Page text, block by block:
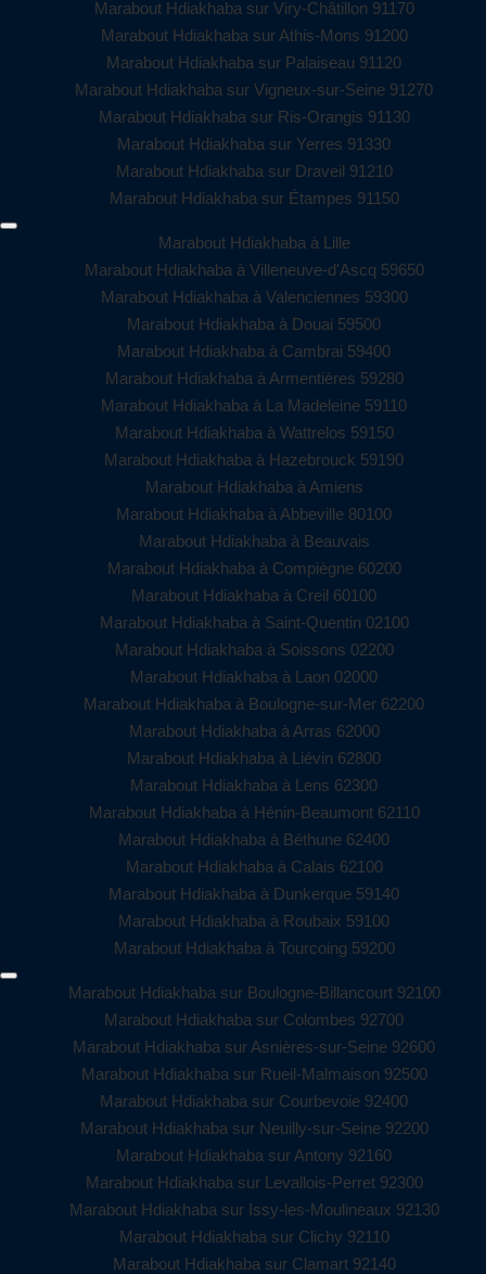
Marabout Hdiakhaba sur Viry-Châtillon 91170
Marabout Hdiakhaba sur Athis-Mons 91200
Marabout Hdiakhaba sur Palaiseau 91120
Marabout Hdiakhaba sur Vigneux-sur-Seine 91270
Marabout Hdiakhaba sur Ris-Orangis 91130
Marabout Hdiakhaba sur Yerres 91330
Marabout Hdiakhaba sur Draveil 91210
Marabout Hdiakhaba sur Étampes 91150
Marabout Hdiakhaba à Lille
Marabout Hdiakhaba à Villeneuve-d'Ascq 59650
Marabout Hdiakhaba à Valenciennes 59300
Marabout Hdiakhaba à Douai 59500
Marabout Hdiakhaba à Cambrai 59400
Marabout Hdiakhaba à Armentières 59280
Marabout Hdiakhaba à La Madeleine 59110
Marabout Hdiakhaba à Wattrelos 59150
Marabout Hdiakhaba à Hazebrouck 59190
Marabout Hdiakhaba à Amiens
Marabout Hdiakhaba à Abbeville 80100
Marabout Hdiakhaba à Beauvais
Marabout Hdiakhaba à Compiègne 60200
Marabout Hdiakhaba à Creil 60100
Marabout Hdiakhaba à Saint-Quentin 02100
Marabout Hdiakhaba à Soissons 02200
Marabout Hdiakhaba à Laon 02000
Marabout Hdiakhaba à Boulogne-sur-Mer 62200
Marabout Hdiakhaba à Arras 62000
Marabout Hdiakhaba à Liévin 62800
Marabout Hdiakhaba à Lens 62300
Marabout Hdiakhaba à Hénin-Beaumont 62110
Marabout Hdiakhaba à Béthune 62400
Marabout Hdiakhaba à Calais 62100
Marabout Hdiakhaba à Dunkerque 59140
Marabout Hdiakhaba à Roubaix 59100
Marabout Hdiakhaba à Tourcoing 59200
Marabout Hdiakhaba sur Boulogne-Billancourt 92100
Marabout Hdiakhaba sur Colombes 92700
Marabout Hdiakhaba sur Asnières-sur-Seine 92600
Marabout Hdiakhaba sur Rueil-Malmaison 92500
Marabout Hdiakhaba sur Courbevoie 92400
Marabout Hdiakhaba sur Neuilly-sur-Seine 92200
Marabout Hdiakhaba sur Antony 92160
Marabout Hdiakhaba sur Levallois-Perret 92300
Marabout Hdiakhaba sur Issy-les-Moulineaux 92130
Marabout Hdiakhaba sur Clichy 92110
Marabout Hdiakhaba sur Clamart 92140